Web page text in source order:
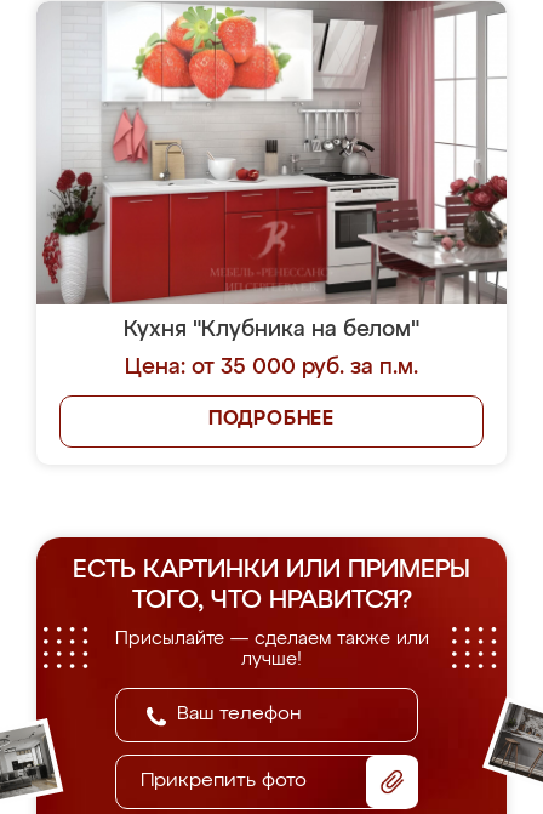
Кухня "Клубника на белом"
Цена: от 35 000 руб. за п.м.
ПОДРОБНЕЕ
ЕСТЬ КАРТИНКИ ИЛИ ПРИМЕРЫ
ТОГО, ЧТО НРАВИТСЯ?
Присылайте — сделаем также или
лучше!
Прикрепить фото